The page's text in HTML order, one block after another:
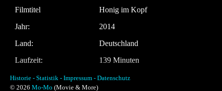
Filmtitel
Honig im Kopf
Jahr:
2014
Land:
Deutschland
Laufzeit:
139 Minuten
Regie
Til Schweiger
Historie - Statistik - Impressum - Datenschutz
© 2026 Mo-Mo (Movie & More)